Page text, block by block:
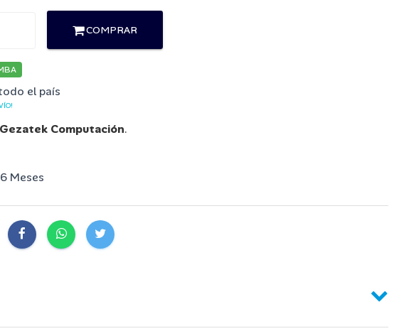
COMPRAR
el país
Gezatek Computación.
Meses